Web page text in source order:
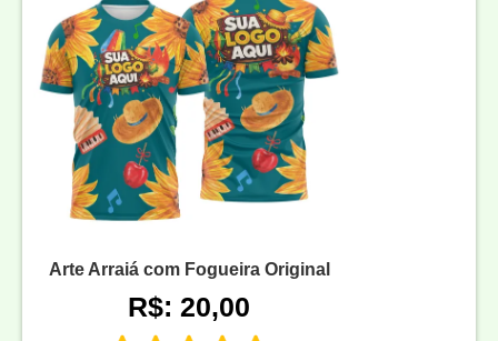
Arte Arraiá com Fogueira Original
R$: 20,00